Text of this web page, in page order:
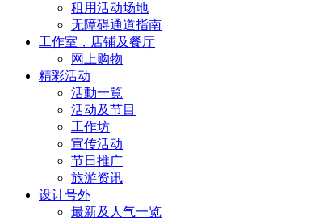
租用活动场地
无障碍通道指南
工作室，店铺及餐厅
网上购物
精彩活动
活動一覧
活动及节目
工作坊
宣传活动
节日推广
旅游资讯
设计号外
最新及人气一览